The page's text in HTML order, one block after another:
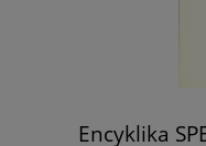
Encyklika